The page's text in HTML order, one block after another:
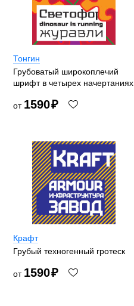
Тонгин
Грубоватый широкоплечий
шрифт в четырех начертаниях
от 1590₽
Крафт
Грубый техногенный гротеск
от 1590₽